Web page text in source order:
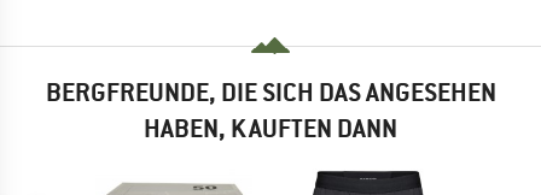
BERGFREUNDE, DIE SICH DAS ANGESEHEN
HABEN, KAUFTEN DANN